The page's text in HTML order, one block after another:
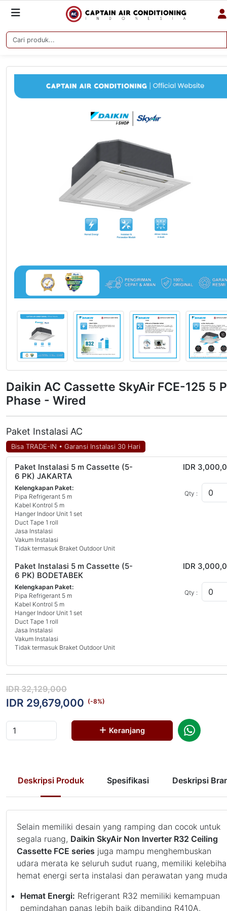
Daikin AC Cassette SkyAir FCE-125 5
Phase - Wired
Paket Instalasi AC
Bisa TRADE-IN • Garansi Instalasi 30 Hari
Paket Instalasi 5 m Cassette (5-
6 PK) JAKARTA
Kelengkapan Paket:
Pipa Refrigerant 5 m
Kabel Kontrol 5 m
Hanger Indoor Unit 1 set
Duct Tape 1 roll
Jasa Instalasi
Vakum Instalasi
Tidak termasuk Braket Outdoor Unit
IDR
Qty :
Paket Instalasi 5 m Cassette (5-
6 PK) BODETABEK
Kelengkapan Paket:
Pipa Refrigerant 5 m
Kabel Kontrol 5 m
Hanger Indoor Unit 1 set
Duct Tape 1 roll
Jasa Instalasi
Vakum Instalasi
Tidak termasuk Braket Outdoor Unit
IDR
Qty :
IDR 32,129,000
IDR 29,679,000 (-8%)
Keranjang
Deskripsi Produk Spesifikasi Deskripsi
Selain memiliki desain yang ramping dan cocok untuk
segala ruang, Daikin SkyAir Non Inverter R32 Ceiling
Cassette FCE series juga mampu menghembuskan
udara merata ke seluruh sudut ruang, memiliki
hemat energi serta instalasi dan perawatan yang
Hemat Energi: Refrigerant R32 memiliki kemampuan
pemindahan panas lebih baik dibanding R410A.